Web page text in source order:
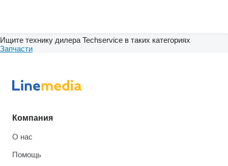
Ищите технику дилера Techservice в таких категориях
Запчасти
Компания
О нас
Помощь